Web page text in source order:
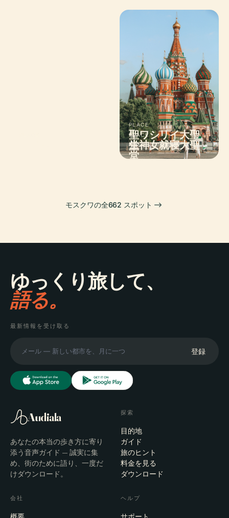
PLACE
聖ワシリイ大聖
堂
PLACE
生神女就寝大聖
堂
モスクワの全662 スポット
ゆっくり旅して、
語る。
最新情報を受け取る
登録
Audiala
あなたの本当の歩き方に寄り
添う音声ガイド — 誠実に集
め、街のために語り、一度だ
けダウンロード。
探索
目的地
ガイド
旅のヒント
料金を見る
ダウンロード
会社 ヘルプ